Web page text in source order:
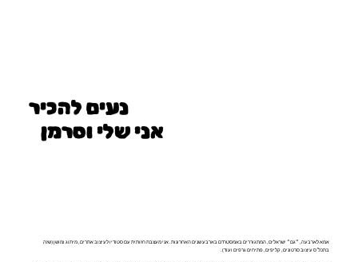
נעים להכיר
אני שלי וסרמן
אמא לארבעה, ״גם״ ישראלים, המתגוררים באמסטרדם בארבע שנים האחרונות. אני מעצבת חזותית עם סטודיו לעיצוב אתרים, מיתוג ומושן (שזה
בתכל׳ס עיצוב סרטונים, קליפים, פתיחים גרפים ועוד).